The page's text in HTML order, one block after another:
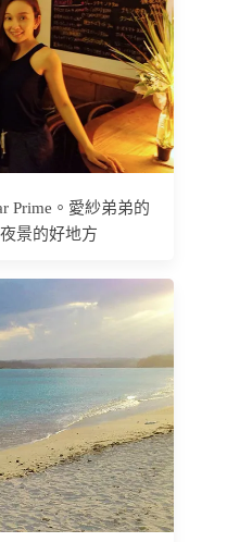
Prime。愛紗弟弟的
景的好地方